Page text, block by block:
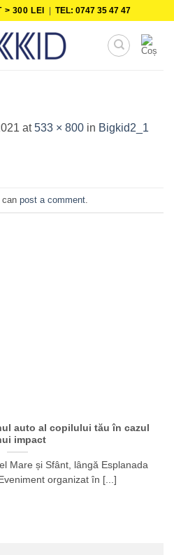
> 300 LEI |TEL: 0747 35 47 47
at533 × 800 in Bigkid2_1
can post a comment
auto al copilului tău în cazul
impact
Mare și Sfânt, lângă Esplanada
organizat în [...]